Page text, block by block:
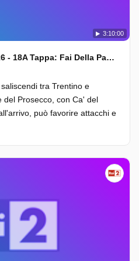
3:10:00
Ciclismo: Giro D'italia 2026 - 18A Tappa: Fai Della Paganella - Pieve Di Soligo (Fasi Finali)
tra Trentino e
del Prosecco, con Ca' del
può favorire attacchi e